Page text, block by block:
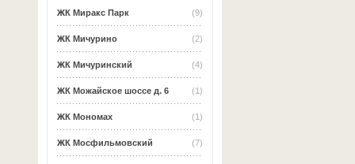
(9)
ЖК Миракс Парк
(2)
ЖК Мичурино
(4)
ЖК Мичуринский
(1)
ЖК Можайское шоссе д. 6
(1)
ЖК Мономах
(7)
ЖК Мосфильмовский